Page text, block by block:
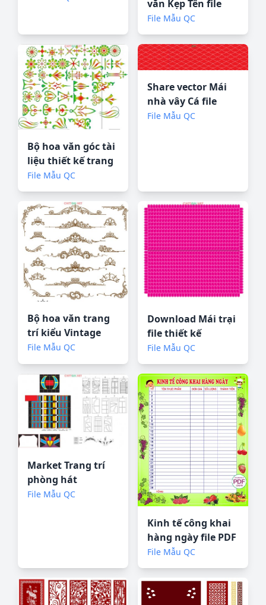
văn Kẹp Tên file
CorelDRAW
File Mẫu QC
Bộ hoa văn góc tài
liệu thiết kế trang
trí Corel
File Mẫu QC
Share vector Mái
nhà vây Cá file
CorelDRAW
File Mẫu QC
Bộ hoa văn trang
trí kiểu Vintage
phần 2 Corel
File Mẫu QC
Download Mái trại
file thiết kế
corelDRAW
File Mẫu QC
Market Trang trí
phòng hát
Karaoke tham
File Mẫu QC
Kinh tế công khai
hàng ngày file PDF
& CDR
File Mẫu QC